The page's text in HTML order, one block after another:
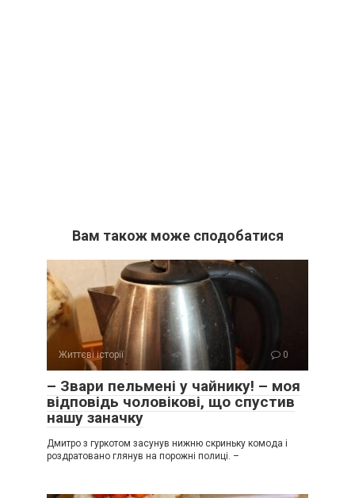
Вам також може сподобатися
Життєві історії 0
– Звари пельмені у чайнику! – моя
відповідь чоловікові, що спустив
нашу заначку
Дмитро з гуркотом засунув нижню скриньку комода і
роздратовано глянув на порожні полиці. –